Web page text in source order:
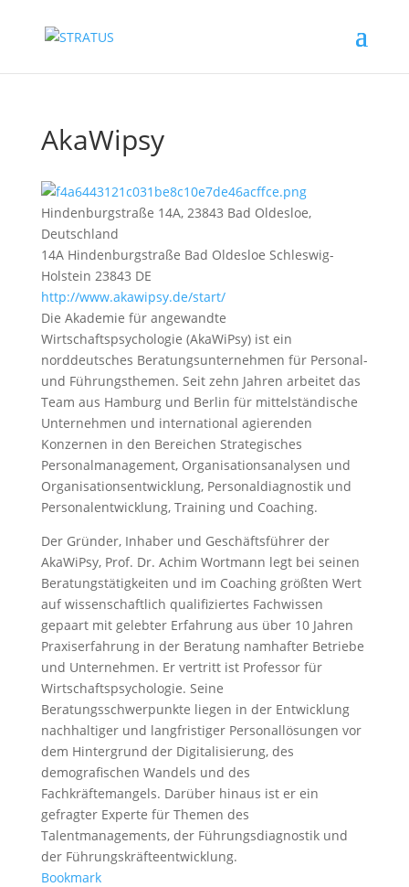
AkaWipsy
Hindenburgstraße 14A, 23843 Bad Oldesloe,
Deutschland
14A Hindenburgstraße Bad Oldesloe Schleswig-
Holstein 23843 DE
http://www.akawipsy.de/start/
Die Akademie für angewandte
Wirtschaftspsychologie (AkaWiPsy) ist ein
norddeutsches Beratungsunternehmen für Personal-
und Führungsthemen. Seit zehn Jahren arbeitet das
Team aus Hamburg und Berlin für mittelständische
Unternehmen und international agierenden
Konzernen in den Bereichen Strategisches
Personalmanagement, Organisationsanalysen und
Organisationsentwicklung, Personaldiagnostik und
Personalentwicklung, Training und Coaching.
Der Gründer, Inhaber und Geschäftsführer der
AkaWiPsy, Prof. Dr. Achim Wortmann legt bei seinen
Beratungstätigkeiten und im Coaching größten Wert
auf wissenschaftlich qualifiziertes Fachwissen
gepaart mit gelebter Erfahrung aus über 10 Jahren
Praxiserfahrung in der Beratung namhafter Betriebe
und Unternehmen. Er vertritt ist Professor für
Wirtschaftspsychologie. Seine
Beratungsschwerpunkte liegen in der Entwicklung
nachhaltiger und langfristiger Personallösungen vor
dem Hintergrund der Digitalisierung, des
demografischen Wandels und des
Fachkräftemangels. Darüber hinaus ist er ein
gefragter Experte für Themen des
Talentmanagements, der Führungsdiagnostik und
der Führungskräfteentwicklung.
Bookmark